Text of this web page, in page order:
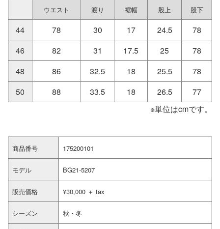
ウエスト 渡り 裾幅 股上 股下
44 78 30 17 24.5
78
46
82 31 17.5 25
78
48
86 32.5 18 25.5
78
50
88 33.5 18 26.5
77
※単位はcmです。
商品番号 175200101
モデル BG21-5207
販売価格 ¥30,000 ＋ tax
シーズン 秋・冬